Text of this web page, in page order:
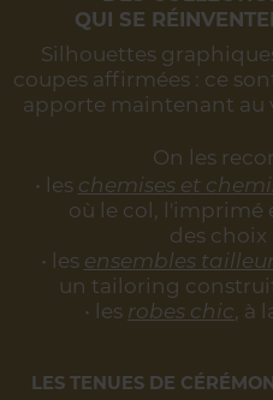
QUI SE
Silhouettes
coupes affirmées : ce
apporte maintenant au
On les
• les chemises et
où le col, l'imprimé
des choix
• les ensembles
un tailoring
• les robes chic, à
LES TENUES DE